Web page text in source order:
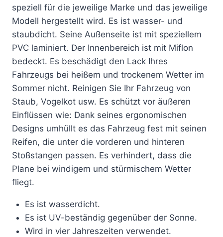
speziell für die jeweilige Marke und das jeweilige
Modell hergestellt wird. Es ist wasser- und
staubdicht. Seine Außenseite ist mit speziellem
PVC laminiert. Der Innenbereich ist mit Miflon
bedeckt. Es beschädigt den Lack Ihres
Fahrzeugs bei heißem und trockenem Wetter im
Sommer nicht. Reinigen Sie Ihr Fahrzeug von
Staub, Vogelkot usw. Es schützt vor äußeren
Einflüssen wie: Dank seines ergonomischen
Designs umhüllt es das Fahrzeug fest mit seinen
Reifen, die unter die vorderen und hinteren
Stoßstangen passen. Es verhindert, dass die
Plane bei windigem und stürmischem Wetter
fliegt.
Es ist wasserdicht.
Es ist UV-beständig gegenüber der Sonne.
Wird in vier Jahreszeiten verwendet.